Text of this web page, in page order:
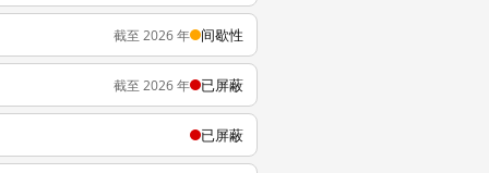
截至 2026 年 间歇性
截至 2026 年 已屏蔽
已屏蔽